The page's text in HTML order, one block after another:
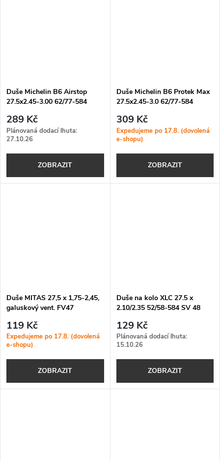
Duše Michelin B6 Airstop
27.5x2.45-3.00 62/77-584
289 Kč
Plánovaná dodací lhuta:
27.10.26
ZOBRAZIT
Duše Michelin B6 Protek Max
27.5x2.45-3.0 62/77-584
309 Kč
Expedujeme po 17.8. (dovolená
e-shopu)
ZOBRAZIT
Duše MITAS 27,5 x 1,75-2,45,
galuskový vent. FV47
119 Kč
Expedujeme po 17.8. (dovolená
e-shopu)
ZOBRAZIT
Duše na kolo XLC 27.5 x
2.10/2.35 52/58-584 SV 48
129 Kč
Plánovaná dodací lhuta:
15.10.26
ZOBRAZIT